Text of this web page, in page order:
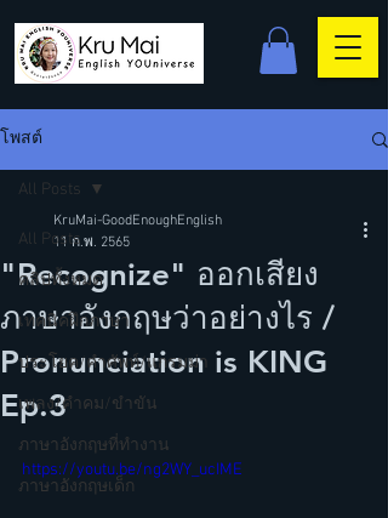
โพสต์
All Posts
คลิปทั้งหมด
เทคนิคฝึกภาษา
ประโยค/คำศัพท์/แกรมม่า
เพลง/คำคม/ขำขัน
ภาษาอังกฤษที่ทำงาน
ภาษาอังกฤษเด็ก
All Posts
"Recognize" ออกเสียง
ภาษาอังกฤษว่าอย่างไร /
Pronunciation is KING
Ep.3
KruMai-GoodEnoughEnglish
11 ก.พ. 2565
https://youtu.be/ng2WY_ucIME